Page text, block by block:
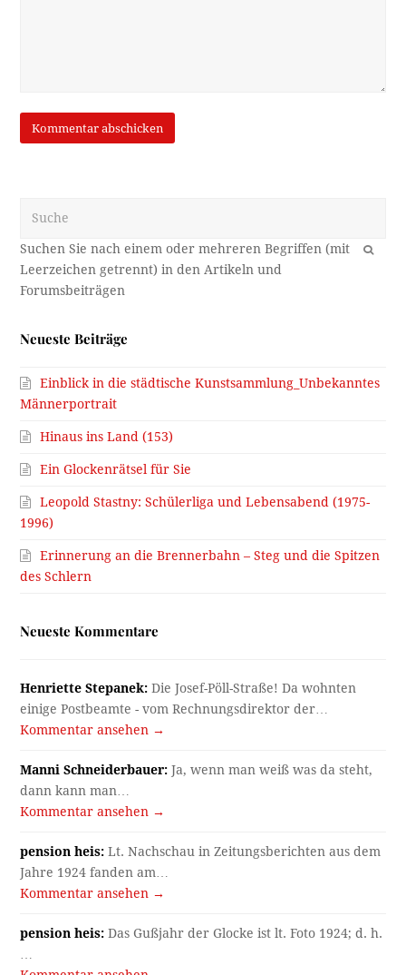
OK
Neueste Beiträge
Einblick in die städtische Kunstsammlung_Unbekanntes
Männerportrait
Hinaus ins Land (153)
Ein Glockenrätsel für Sie
Leopold Stastny: Schülerliga und Lebensabend (1975-
1996)
Erinnerung an die Brennerbahn – Steg und die Spitzen
des Schlern
Neueste Kommentare
Henriette Stepanek: Die Josef-Pöll-Straße! Da wohnten
einige Postbeamte - vom Rechnungsdirektor der…
Kommentar ansehen →
Manni Schneiderbauer: Ja, wenn man weiß was da steht,
dann kann man…
Kommentar ansehen →
pension heis: Lt. Nachschau in Zeitungsberichten aus dem
Jahre 1924 fanden am…
Kommentar ansehen →
pension heis: Das Gußjahr der Glocke ist lt. Foto 1924; d. h.